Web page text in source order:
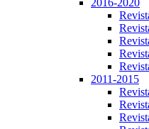
2016-2020
2011-2015